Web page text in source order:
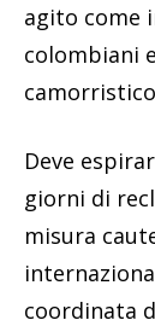
agito come
colombiani
Deve
giorni di
misura
coordinata